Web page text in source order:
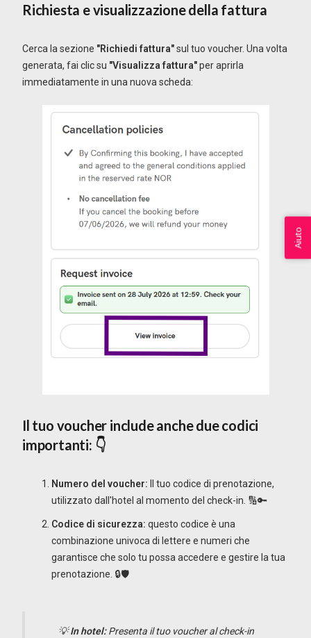
Richiesta e visualizzazione della fattura
Cerca la sezione "Richiedi fattura"sul tuo voucher. Una volta
generata, fai clic su "Visualizza fattura"per aprirla
immediatamente in una nuova scheda:
Il tuo voucher include anche due codici
importanti: 👇
Numero del voucher: Il tuo codice di prenotazione,
utilizzato dall'hotel al momento del check-in. 🔢🔑
Codice di sicurezza: questo codice è una
combinazione univoca di lettere e numeri che
garantisce che solo tu possa accedere e gestire la tua
prenotazione. 🔒🛡️
💡In hotel:Presenta il tuo voucher al check-in
Aiuto